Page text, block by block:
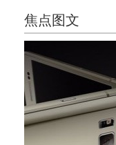
焦点图文